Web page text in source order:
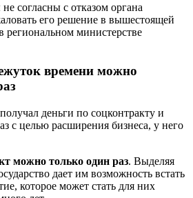
с отказом органа
его решение в вышестоящей
региональном министерстве
времени можно
деньги по соцконтракту и
с целью расширения бизнеса, у него
можно только один раз. Выделяя
дает им возможность встать
которое может стать для них